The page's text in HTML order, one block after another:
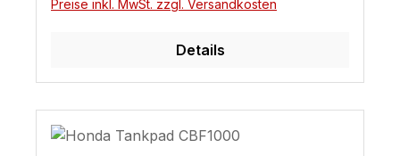
kreiere dein Honda-Tankpad – so
einzigartig wie dein Bike!
Preise inkl. MwSt. zzgl. Versandkosten
Details